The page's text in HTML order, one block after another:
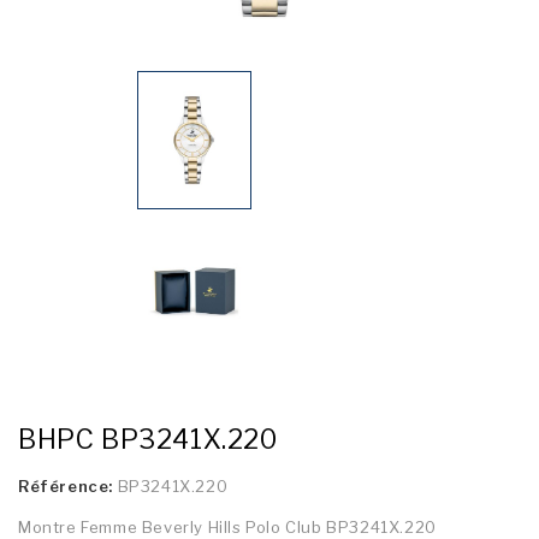
BHPC BP3241X.220
Référence: BP3241X.220
Montre Femme Beverly Hills Polo Club BP3241X.220